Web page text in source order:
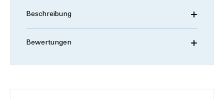
Beschreibung
Bewertungen